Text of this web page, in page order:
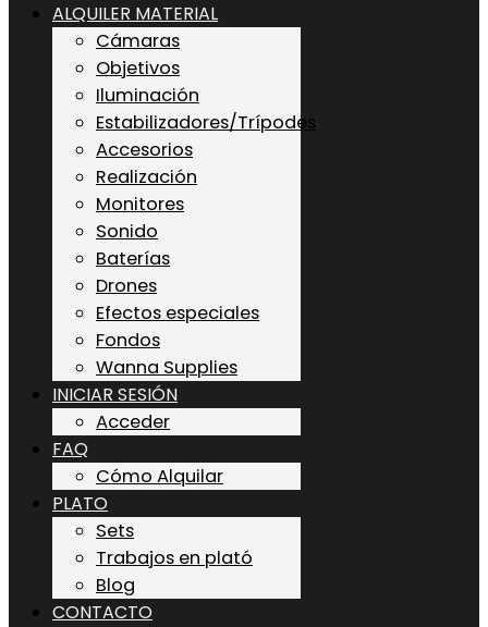
ALQUILER MATERIAL
Cámaras
Objetivos
Iluminación
Estabilizadores/Trípodes
Accesorios
Realización
Monitores
Sonido
Baterías
Drones
Efectos especiales
Fondos
Wanna Supplies
INICIAR SESIÓN
Acceder
FAQ
Cómo Alquilar
PLATO
Sets
Trabajos en plató
Blog
CONTACTO